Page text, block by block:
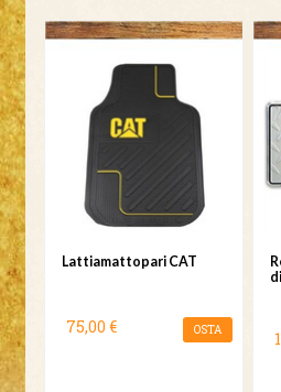
Lattiamattopari CAT
75,00 € OSTA